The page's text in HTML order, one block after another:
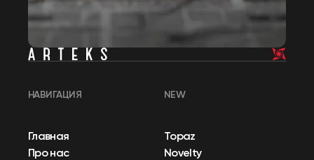
НАВИГАЦИЯ
Главная
Про нас
NEW
Topaz
Novelty